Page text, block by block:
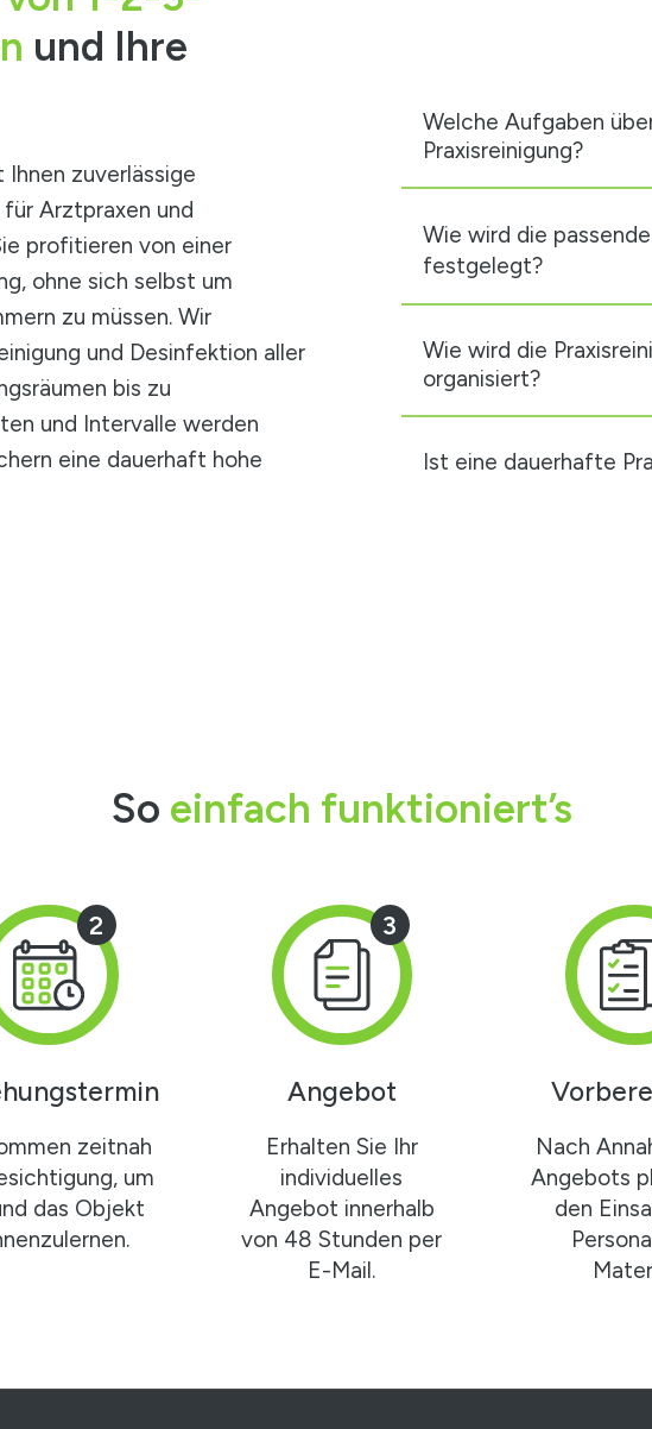
und Ihre
zuverlässige
für Arztpraxen und
profitieren von einer
ohne sich selbst um
zu müssen. Wir
und Desinfektion aller
bis zu
und Intervalle werden
eine dauerhaft hohe
Welche Aufgaben
Praxisreinigung?
Wie wird die
festgelegt?
Wie wird die
organisiert?
Ist eine dauerhafte
So einfach funktioniert’s
2
zeitnah
um
das Objekt
3
Angebot
Erhalten Sie Ihr
individuelles
Angebot innerhalb
von 48 Stunden per
E-Mail.
Nach
Angebots
den